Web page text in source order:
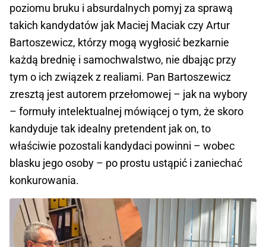
poziomu bruku i absurdalnych pomyj za sprawą
takich kandydatów jak Maciej Maciak czy Artur
Bartoszewicz, którzy mogą wygłosić bezkarnie
każdą brednię i samochwalstwo, nie dbając przy
tym o ich związek z realiami. Pan Bartoszewicz
zresztą jest autorem przełomowej – jak na wybory
– formuły intelektualnej mówiącej o tym, że skoro
kandyduje tak idealny pretendent jak on, to
właściwie pozostali kandydaci powinni – wobec
blasku jego osoby – po prostu ustąpić i zaniechać
konkurowania.